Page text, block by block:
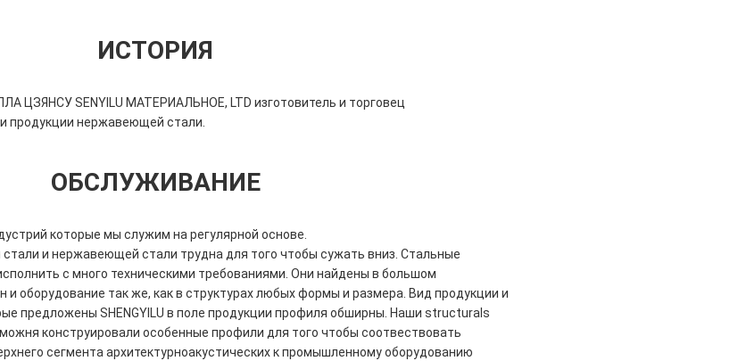
ИСТОРИЯ
ЦЗЯНСУ SENYILU МАТЕРИАЛЬНОЕ, LTD изготовитель и торговец
продукции нержавеющей стали.
ОБСЛУЖИВАНИЕ
которые мы служим на регулярной основе.
и нержавеющей стали трудна для того чтобы сужать вниз. Стальные
с много техническими требованиями. Они найдены в большом
и оборудование так же, как в структурах любых формы и размера. Вид продукции и
предложены SHENGYILU в поле продукции профиля обширны. Наши structurals
конструировали особенные профили для того чтобы соотвествовать
сегмента архитектурноакустических к промышленному оборудованию